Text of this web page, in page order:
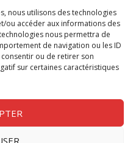
nous utilisons des technologies
ou accéder aux informations des
nous permettra de
de navigation ou les ID
ou de retirer son
sur certaines caractéristiques